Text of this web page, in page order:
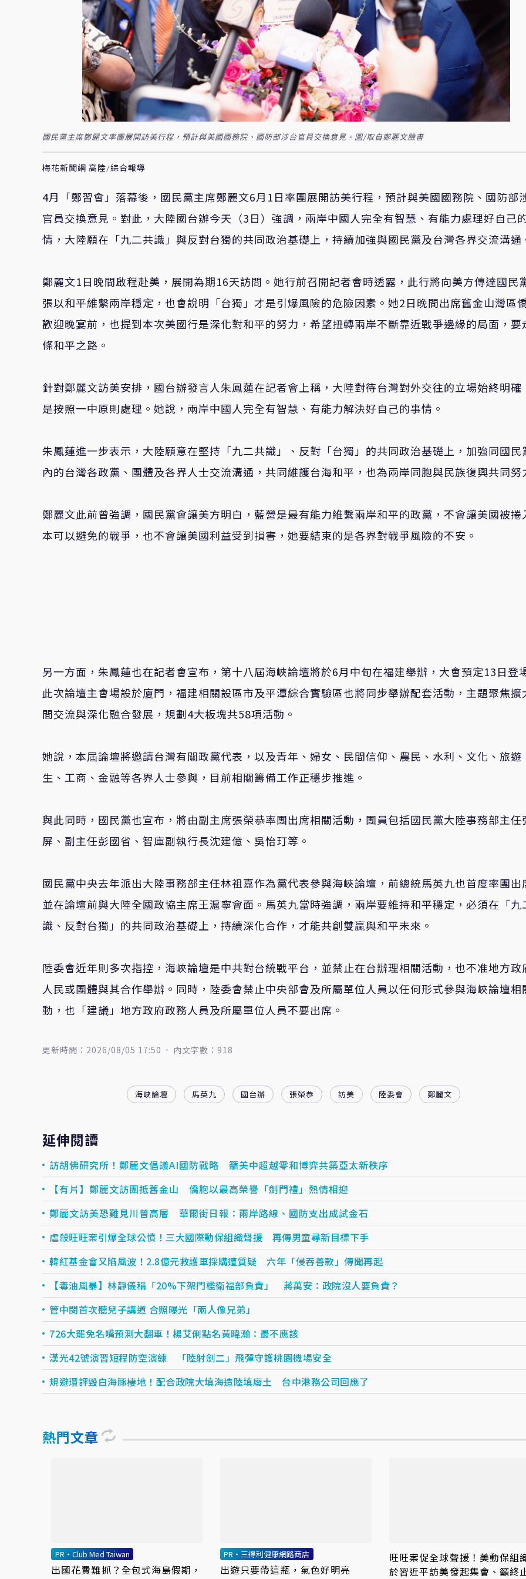
國民黨主席鄭麗文率團展開訪美行程，預計與美國國務院、國防部涉台官員交換意見。圖/取自鄭麗文臉書
梅花新聞網 高陸/綜合報導
4月「鄭習會」落幕後，國民黨主席鄭麗文6月1日率團展開訪美行程，預計與美國國務院、國防部
官員交換意見。對此，大陸國台辦今天（3日）強調，兩岸中國人完全有智慧、有能力處理好自己
情，大陸願在「九二共識」與反對台獨的共同政治基礎上，持續加強與國民黨及台灣各界交流溝通
鄭麗文1日晚間啟程赴美，展開為期16天訪問。她行前召開記者會時透露，此行將向美方傳達國民
張以和平維繫兩岸穩定，也會說明「台獨」才是引爆風險的危險因素。她2日晚間出席舊金山灣區
歡迎晚宴前，也提到本次美國行是深化對和平的努力，希望扭轉兩岸不斷靠近戰爭邊緣的局面，要
條和平之路。
針對鄭麗文訪美安排，國台辦發言人朱鳳蓮在記者會上稱，大陸對待台灣對外交往的立場始終明確
是按照一中原則處理。她說，兩岸中國人完全有智慧、有能力解決好自己的事情。
朱鳳蓮進一步表示，大陸願意在堅持「九二共識」、反對「台獨」的共同政治基礎上，加強同國民
內的台灣各政黨、團體及各界人士交流溝通，共同維護台海和平，也為兩岸同胞與民族復興共同努
鄭麗文此前曾強調，國民黨會讓美方明白，藍營是最有能力維繫兩岸和平的政黨，不會讓美國被捲
本可以避免的戰爭，也不會讓美國利益受到損害，她要結束的是各界對戰爭風險的不安。
另一方面，朱鳳蓮也在記者會宣布，第十八屆海峽論壇將於6月中旬在福建舉辦，大會預定13日登
此次論壇主會場設於廈門，福建相關設區市及平潭綜合實驗區也將同步舉辦配套活動，主題聚焦擴
間交流與深化融合發展，規劃4大板塊共58項活動。
她說，本屆論壇將邀請台灣有關政黨代表，以及青年、婦女、民間信仰、農民、水利、文化、旅遊
生、工商、金融等各界人士參與，目前相關籌備工作正穩步推進。
與此同時，國民黨也宣布，將由副主席張榮恭率團出席相關活動，團員包括國民黨大陸事務部主任
屏、副主任彭國省、智庫副執行長沈建億、吳怡玎等。
國民黨中央去年派出大陸事務部主任林祖嘉作為黨代表參與海峽論壇，前總統馬英九也首度率團出
並在論壇前與大陸全國政協主席王滬寧會面。馬英九當時強調，兩岸要維持和平穩定，必須在「九
識、反對台獨」的共同政治基礎上，持續深化合作，才能共創雙贏與和平未來。
陸委會近年則多次指控，海峽論壇是中共對台統戰平台，並禁止在台辦理相關活動，也不准地方政
人民或團體與其合作舉辦。同時，陸委會禁止中央部會及所屬單位人員以任何形式參與海峽論壇相
動，也「建議」地方政府政務人員及所屬單位人員不要出席。
更新時間：2026/08/05 17:50 內文字數：918
海峽論壇 馬英九 國台辦 張榮恭 訪美 陸委會 鄭麗文
延伸閱讀
訪胡佛研究所！鄭麗文倡議AI國防戰略 籲美中超越零和博弈共築亞太新秩序
【有片】鄭麗文訪團抵舊金山 僑胞以最高榮譽「劍門禮」熱情相迎
鄭麗文訪美恐難見川普高層 華爾街日報：兩岸路線、國防支出成試金石
虐殺旺旺案引爆全球公憤！三大國際動保組織聲援 再傳男童尋新目標下手
韓紅基金會又陷風波！2.8億元救護車採購遭質疑 六年「侵吞善款」傳聞再起
【毒油風暴】林靜儀稱「20%下架門檻衛福部負責」 蔣萬安：政院沒人要負責？
管中閔首次聽兒子講道 合照曝光「兩人像兄弟」
726大罷免名嘴預測大翻車！楊艾俐點名黃暐瀚：最不應該
漢光42號演習短程防空演練 「陸射劍二」飛彈守護桃園機場安全
規避環評毀白海豚棲地！配合政院大填海造陸填廢土 台中港務公司回應了
熱門文章
PR・Club Med Taiwan
出國花費難抓？全包式海島假期，
PR・三得利健康網路商店
出遊只要帶這瓶，氣色好明亮
旺旺案促全球聲援！美動保組
於習近平訪美發起集會、籲終